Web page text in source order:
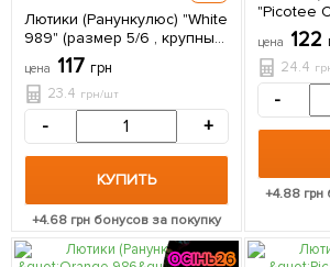
Лютики (Ранункулюс) "White
989" (размер 5/6 , крупный)
5шт в упаковке
цена 117 грн
23.4 грн/шт
- +
КУПИТЬ
+4.68 грн бонусов за покупку
"Picotee
упаковке
цена 122
24.4
-
+4.88грн